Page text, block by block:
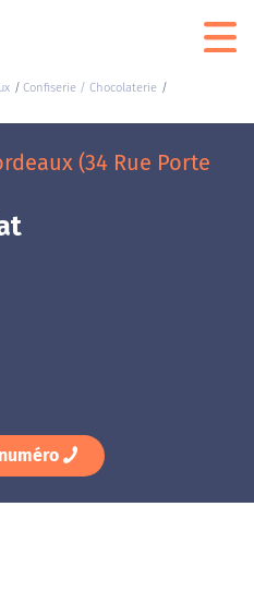
Confiserie / Chocolaterie
(34 Rue Porte